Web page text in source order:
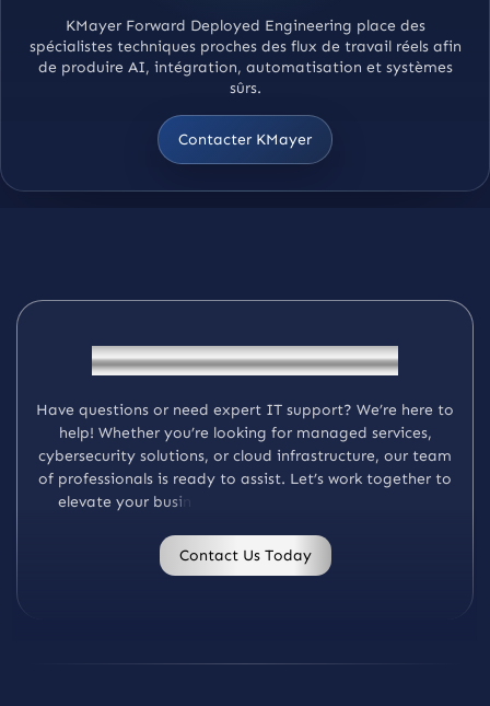
KMayer Forward Deployed Engineering place des
spécialistes techniques proches des flux de travail réels afin
de produire AI, intégration, automatisation et systèmes
sûrs.
Contacter KMayer
GetInTouchWithKMayer
Have questions or need expert IT support? We’re here to
help! Whether you’re looking for managed services,
cybersecurity solutions, or cloud infrastructure, our team
of professionals is ready to assist. Let’s work together to
elevate your busi
Contact Us Today